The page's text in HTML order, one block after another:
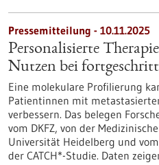
Pressemitteilung - 10.11.2025
Personalisierte
Nutzen bei
Eine molekulare Profilierung
Patientinnen mit
verbessern. Das belegen
vom DKFZ, von der
Universität Heidelberg und
der CATCH*-Studie. Daten